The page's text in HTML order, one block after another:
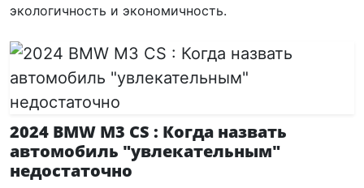
экологичность и экономичность.
2024 BMW M3 CS : Когда назвать
автомобиль "увлекательным"
недостаточно